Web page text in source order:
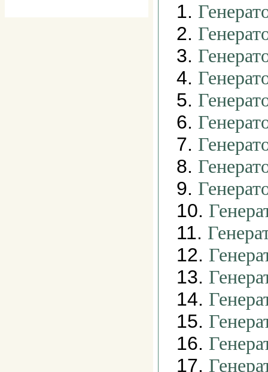
1.
2.
3.
4.
5.
6.
7.
8.
9.
10.
11.
12.
13.
14.
15.
16.
17.